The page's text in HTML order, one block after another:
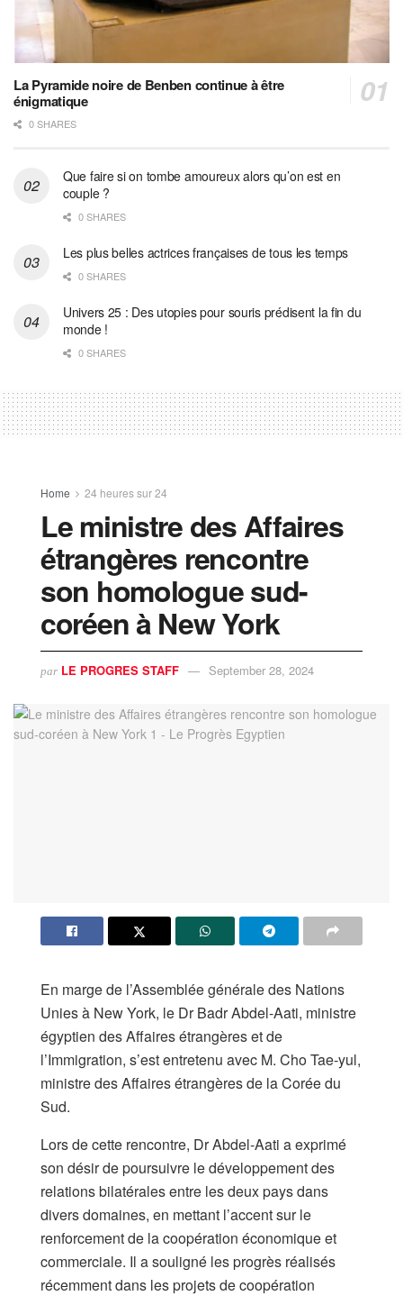
La Pyramide noire de Benben continue à être
énigmatique
0 SHARES
Que faire si on tombe amoureux alors qu’on est en
couple ?
0 SHARES
Les plus belles actrices françaises de tous les temps
0 SHARES
Univers 25 : Des utopies pour souris prédisent la fin du
monde !
0 SHARES
Home 24 heures sur 24
Le ministre des Affaires
étrangères rencontre
son homologue sud-
coréen à New York
par LE PROGRES STAFF September 28, 2024
En marge de l’Assemblée générale des Nations
Unies à New York, le Dr Badr Abdel-Aati, ministre
égyptien des Affaires étrangères et de
l’Immigration, s’est entretenu avec M. Cho Tae-yul,
ministre des Affaires étrangères de la Corée du
Sud.
Lors de cette rencontre, Dr Abdel-Aati a exprimé
son désir de poursuivre le développement des
relations bilatérales entre les deux pays dans
divers domaines, en mettant l’accent sur le
renforcement de la coopération économique et
commerciale. Il a souligné les progrès réalisés
récemment dans les projets de coopération